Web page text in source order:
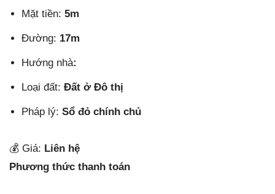
Mặt tiền: 5m
Đường: 17m
Hướng nhà:
Loại đất: Đất ở Đô thị
Pháp lý: Sổ đỏ chính chủ
💰 Giá: Liên hệ
Phương thức thanh toán